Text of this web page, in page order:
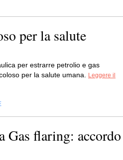
per la salute
per estrarre petrolio e gas
per la salute umana.
Leggere il
Gas flaring: accordo